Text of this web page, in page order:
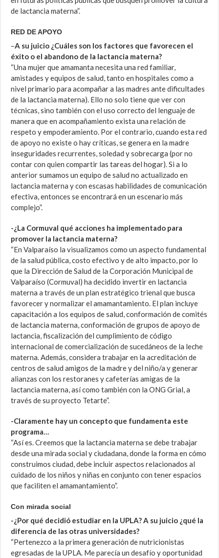
de lactancia materna”.
RED DE APOYO
–A su juicio ¿Cuáles son los factores que favorecen el
éxito o el abandono de la lactancia materna?
“Una mujer que amamanta necesita una red familiar,
amistades y equipos de salud, tanto en hospitales como a
nivel primario para acompañar a las madres ante dificultades
de la lactancia materna). Ello no solo tiene que ver con
técnicas, sino también con el uso correcto del lenguaje de
manera que en acompañamiento exista una relación de
respeto y empoderamiento. Por el contrario, cuando esta red
de apoyo no existe o hay críticas, se genera en la madre
inseguridades recurrentes, soledad y sobrecarga (por no
contar con quien compartir las tareas del hogar). Si a lo
anterior sumamos un equipo de salud no actualizado en
lactancia materna y con escasas habilidades de comunicación
efectiva, entonces se encontrará en un escenario más
complejo”.
-¿La Cormuval qué acciones ha implementado para
promover la lactancia materna?
“En Valparaíso la visualizamos como un aspecto fundamental
de la salud pública, costo efectivo y de alto impacto, por lo
que la Dirección de Salud de la Corporación Municipal de
Valparaíso (Cormuval) ha decidido invertir en lactancia
materna a través de un plan estratégico trienal que busca
favorecer y normalizar el amamantamiento. El plan incluye
capacitación a los equipos de salud, conformación de comités
de lactancia materna, conformación de grupos de apoyo de
lactancia, fiscalización del cumplimiento de código
internacional de comercialización de sucedáneos de la leche
materna. Además, considera trabajar en la acreditación de
centros de salud amigos de la madre y del niño/a y generar
alianzas con los restoranes y cafeterías amigas de la
lactancia materna, así como también con la ONG Grial, a
través de su proyecto Tetarte”.
-Claramente hay un concepto que fundamenta este
programa…
“Así es. Creemos que la lactancia materna se debe trabajar
desde una mirada social y ciudadana, donde la forma en cómo
construimos ciudad, debe incluir aspectos relacionados al
cuidado de los niños y niñas en conjunto con tener espacios
que faciliten el amamantamiento”.
Con mirada social
-¿Por qué decidió estudiar en la UPLA? A su juicio ¿qué la
diferencia de las otras universidades?
“Pertenezco a la primera generación de nutricionistas
egresadas de la UPLA. Me parecía un desafío y oportunidad